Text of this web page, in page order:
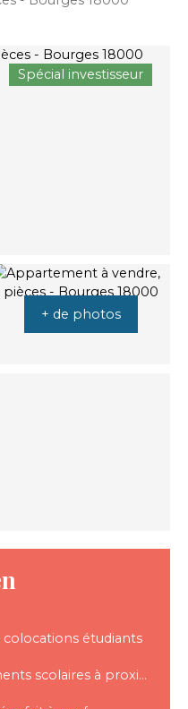
Spécial investisseur
+ de photos
étudiants
Nombreux établissements scolaires à proximité